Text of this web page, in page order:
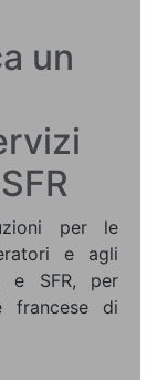
un
per le
e agli
e SFR, per
francese di